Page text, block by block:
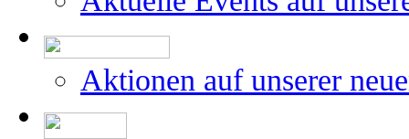
Aktionen auf unserer